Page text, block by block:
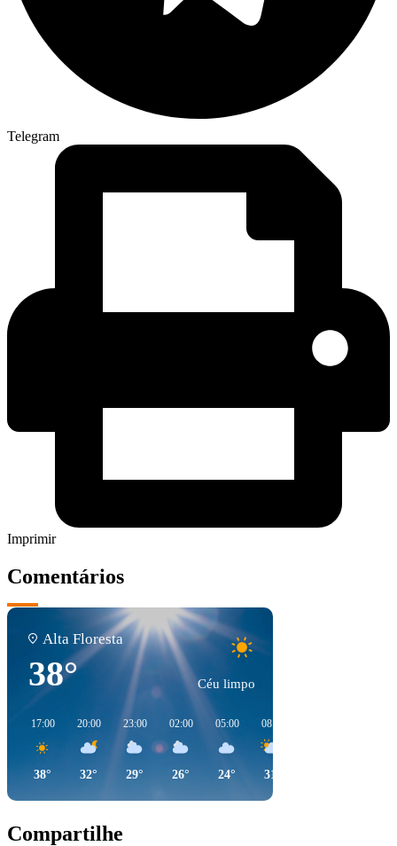
Telegram
Imprimir
Comentários
Alta Floresta
38° Céu limpo
17:00
38°
20:00
32°
23:00
29°
02:00
26°
05:00
24°
08:00
31°
Compartilhe